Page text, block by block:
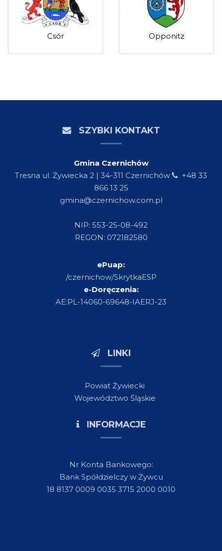
Csór Opponitz
SZYBKI KONTAKT
Gmina Czernichów
Tresna ul. Żywiecka 2 | 34-311 Czernichów
+48 33
866 13 25
gmina@czernichow.com.pl
NIP: 553-25-08-492
REGON: 072182580
ePuap:
/czernichow/SkrytkaESP
e-Doręczenia:
AE:PL-14060-69648-IAERJ-23
LINKI
Powiat Żywiecki
Województwo Śląskie
INFORMACJE
Nr Konta Bankowego:
Bank Spółdzielczy w Żywcu
18 8137 0009 0035 3715 2000 0010